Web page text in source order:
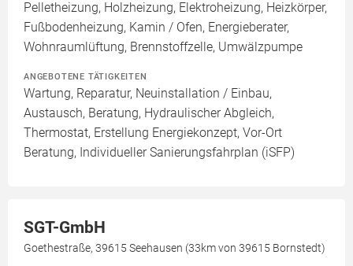
Pelletheizung, Holzheizung, Elektroheizung, Heizkörper,
Fußbodenheizung, Kamin / Ofen, Energieberater,
Wohnraumlüftung, Brennstoffzelle, Umwälzpumpe
ANGEBOTENE TÄTIGKEITEN
Wartung, Reparatur, Neuinstallation / Einbau,
Austausch, Beratung, Hydraulischer Abgleich,
Thermostat, Erstellung Energiekonzept, Vor-Ort
Beratung, Individueller Sanierungsfahrplan (iSFP)
SGT-GmbH
Goethestraße, 39615 Seehausen (33km von 39615 Bornstedt)